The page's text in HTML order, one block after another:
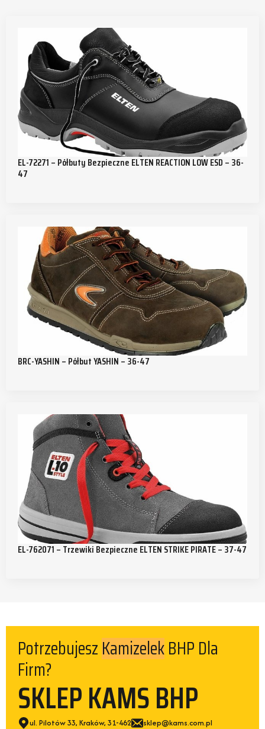
EL-72271 – Półbuty Bezpieczne ELTEN REACTION LOW ESD – 36-
47
BRC-YASHIN – Półbut YASHIN – 36-47
EL-762071 – Trzewiki Bezpieczne ELTEN STRIKE PIRATE – 37-47
PotrzebujeszKamizelekBHP Dla
Firm?
SKLEP KAMS BHP
ul. Pilotów 33, Kraków, 31-462
sklep@kams.com.pl